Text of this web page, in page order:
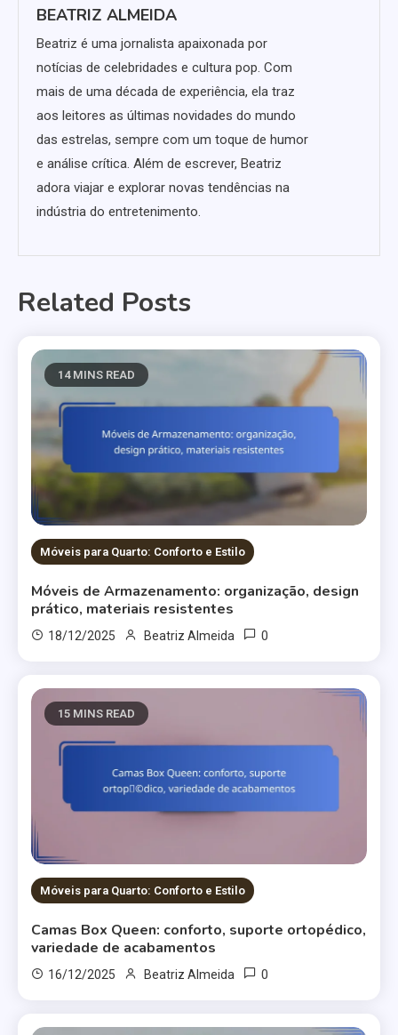
BEATRIZ ALMEIDA
Beatriz é uma jornalista apaixonada por
notícias de celebridades e cultura pop. Com
mais de uma década de experiência, ela traz
aos leitores as últimas novidades do mundo
das estrelas, sempre com um toque de humor
e análise crítica. Além de escrever, Beatriz
adora viajar e explorar novas tendências na
indústria do entretenimento.
Related Posts
14 MINS READ
Móveis para Quarto: Conforto e Estilo
Móveis de Armazenamento: organização, design
prático, materiais resistentes
18/12/2025 Beatriz Almeida 0
15 MINS READ
Móveis para Quarto: Conforto e Estilo
Camas Box Queen: conforto, suporte ortopédico,
variedade de acabamentos
16/12/2025 Beatriz Almeida 0